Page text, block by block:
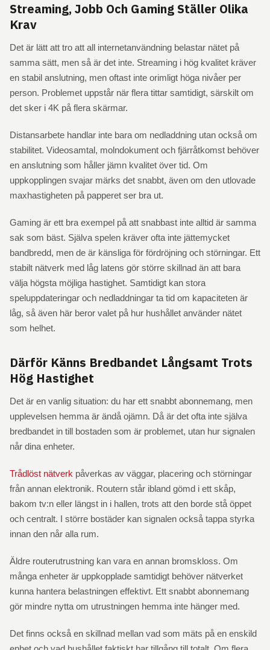
Streaming, Jobb Och Gaming Ställer Olika
Krav
Det är lätt att tro att all internetanvändning belastar nätet på
samma sätt, men så är det inte. Streaming i hög kvalitet kräver
en stabil anslutning, men oftast inte orimligt höga nivåer per
person. Problemet uppstår när flera tittar samtidigt, särskilt om
det sker i 4K på flera skärmar.
Distansarbete handlar inte bara om nedladdning utan också om
stabilitet. Videosamtal, molndokument och fjärråtkomst behöver
en anslutning som håller jämn kvalitet över tid. Om
uppkopplingen svajar märks det snabbt, även om den utlovade
maxhastigheten på papperet ser bra ut.
Gaming är ett bra exempel på att snabbast inte alltid är samma
sak som bäst. Själva spelen kräver ofta inte jättemycket
bandbredd, men de är känsliga för fördröjning och störningar. Ett
stabilt nätverk med låg latens gör större skillnad än att bara
välja högsta möjliga hastighet. Samtidigt kan stora
speluppdateringar och nedladdningar ta tid om kapaciteten är
låg, så även här beror valet på hur hushållet använder nätet
som helhet.
Därför Känns Bredbandet Långsamt Trots
Hög Hastighet
Det är en vanlig situation: du har ett snabbt abonnemang, men
upplevelsen hemma är ändå ojämn. Då är det ofta inte själva
bredbandet in till bostaden som är problemet, utan hur signalen
når dina enheter.
Trådlöst nätverk påverkas av väggar, placering och störningar
från annan elektronik. Routern står ibland gömd i ett skåp,
bakom tv:n eller längst in i hallen, trots att den borde stå öppet
och centralt. I större bostäder kan signalen också tappa styrka
innan den når alla rum.
Äldre routerutrustning kan vara en annan bromskloss. Om
många enheter är uppkopplade samtidigt behöver nätverket
kunna hantera belastningen effektivt. Ett snabbt abonnemang
gör mindre nytta om utrustningen hemma inte hänger med.
Det finns också en skillnad mellan vad som mäts på en enskild